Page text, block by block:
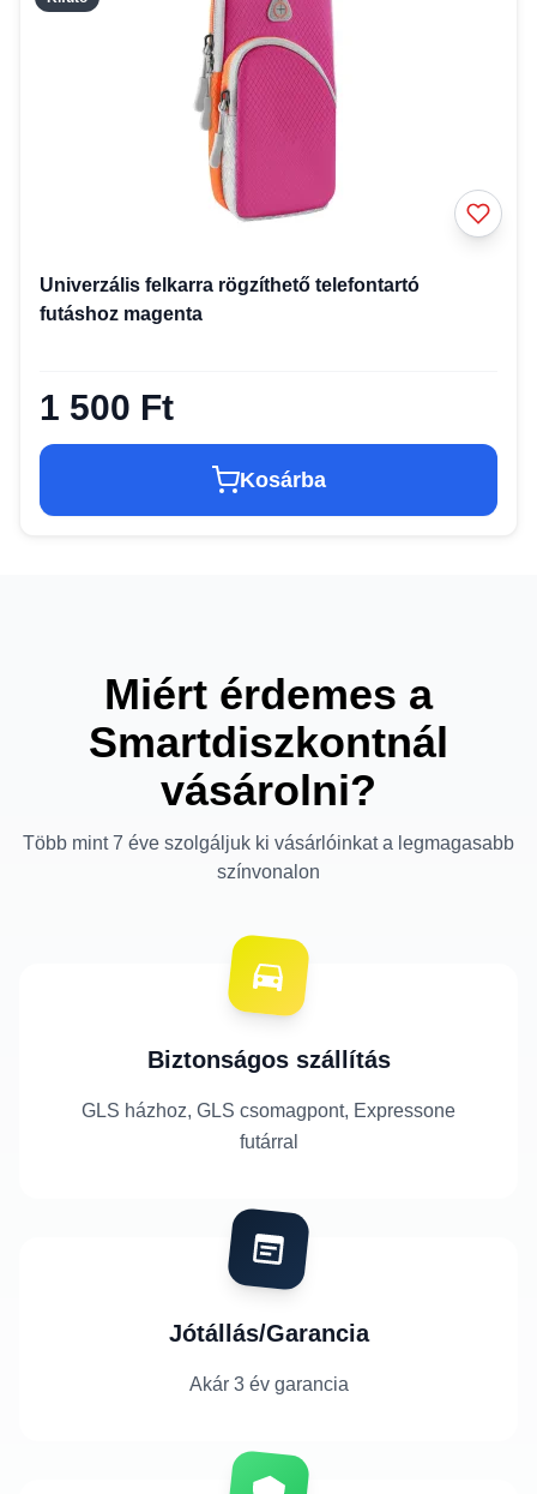
Univerzális felkarra rögzíthető telefontartó
futáshoz magenta
1 500 Ft
Kosárba
Miért érdemes a
Smartdiszkontnál
vásárolni?
Több mint 7 éve szolgáljuk ki vásárlóinkat a legmagasabb
színvonalon
Biztonságos szállítás
GLS házhoz, GLS csomagpont, Expressone
futárral
Jótállás/Garancia
Akár 3 év garancia